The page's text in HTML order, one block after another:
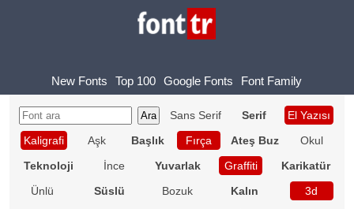
New Fonts Top 100 Google Fonts Font Family
Sans Serif Serif
El Yazısı
Kaligrafi
Aşk Başlık Fırça Ateş Buz
Okul
Teknoloji
İnce Yuvarlak Graffiti
Karikatür
Ünlü
Süslü Bozuk Kalın
3d